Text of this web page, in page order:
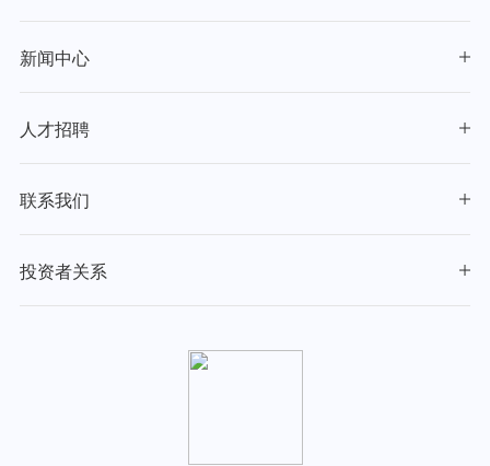
新闻中心
人才招聘
联系我们
投资者关系